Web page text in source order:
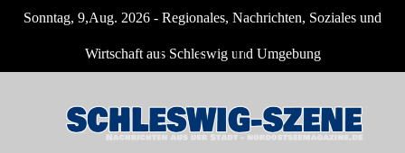
Sonntag, 9,Aug. 2026 - Regionales, Nachrichten, Soziales und
Wirtschaft aus Schleswig und Umgebung